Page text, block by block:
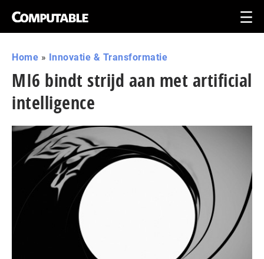
Home » Innovatie & Transformatie
MI6 bindt strijd aan met artificial
intelligence